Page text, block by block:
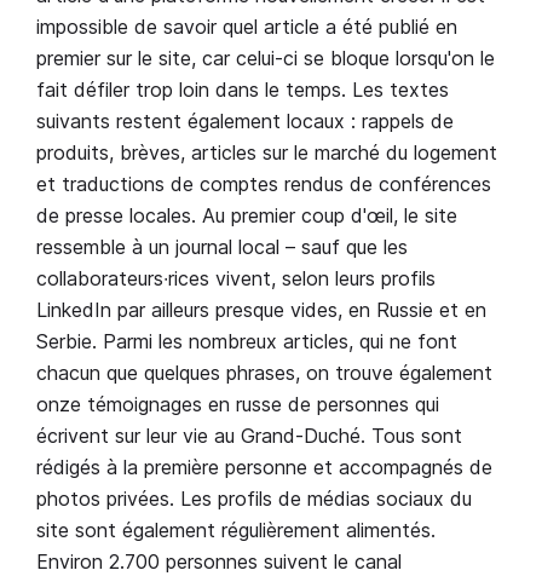
impossible de savoir quel article a été publié en
premier sur le site, car celui-ci se bloque lorsqu'on le
fait défiler trop loin dans le temps. Les textes
suivants restent également locaux : rappels de
produits, brèves, articles sur le marché du logement
et traductions de comptes rendus de conférences
de presse locales. Au premier coup d'œil, le site
ressemble à un journal local – sauf que les
collaborateurs∙rices vivent, selon leurs profils
LinkedIn par ailleurs presque vides, en Russie et en
Serbie. Parmi les nombreux articles, qui ne font
chacun que quelques phrases, on trouve également
onze témoignages en russe de personnes qui
écrivent sur leur vie au Grand-Duché. Tous sont
rédigés à la première personne et accompagnés de
photos privées. Les profils de médias sociaux du
site sont également régulièrement alimentés.
Environ 2.700 personnes suivent le canal